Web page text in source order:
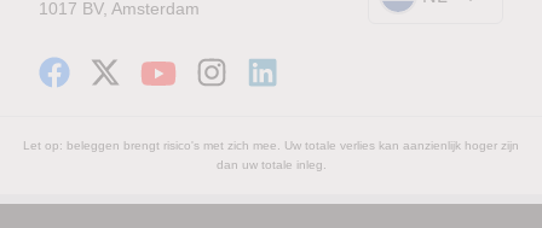
1017 BV, Amsterdam
Let op: beleggen brengt risico's met zich mee. Uw totale verlies kan aanzienlijk hoger zijn
dan uw totale inleg.